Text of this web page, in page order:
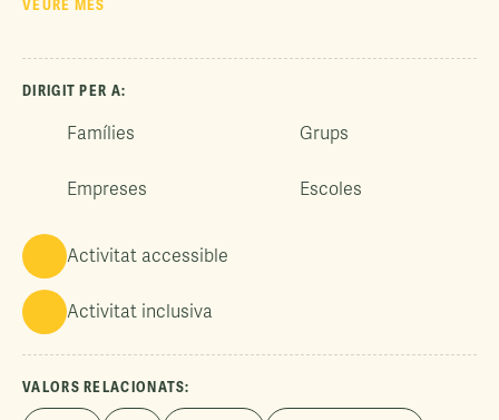
VEURE MÉS
DIRIGIT PER A:
Famílies Grups
Empreses Escoles
Activitat accessible
Activitat inclusiva
VALORS RELACIONATS: